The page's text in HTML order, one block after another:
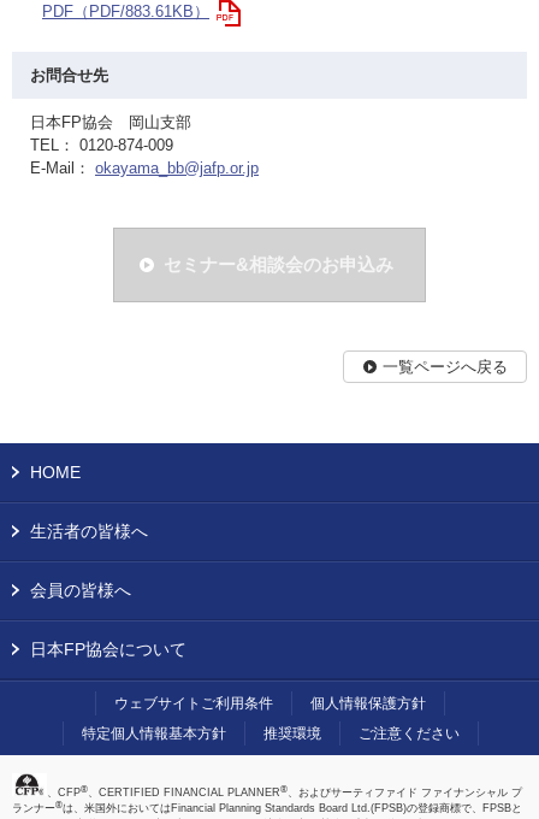
PDF（PDF/883.61KB）
お問合せ先
日本FP協会 岡山支部
TEL： 0120-874-009
E-Mail： okayama_bb@jafp.or.jp
セミナー&相談会のお申込み
一覧ページへ戻る
HOME
生活者の皆様へ
会員の皆様へ
日本FP協会について
ウェブサイトご利用条件
個人情報保護方針
特定個人情報基本方針
推奨環境 ご注意ください
、CFP®、CERTIFIED FINANCIAL PLANNER®、およびサーティファイド ファイナンシャル プ
ランナー®は、米国外においてはFinancial Planning Standards Board Ltd.(FPSB)の登録商標で、FPSBと